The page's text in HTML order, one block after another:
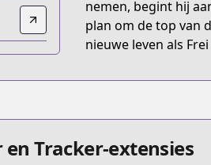
content/4000년-만에-귀환
nemen, begint hij
plan om de top van
nieuwe leven als
Tracker-extensies